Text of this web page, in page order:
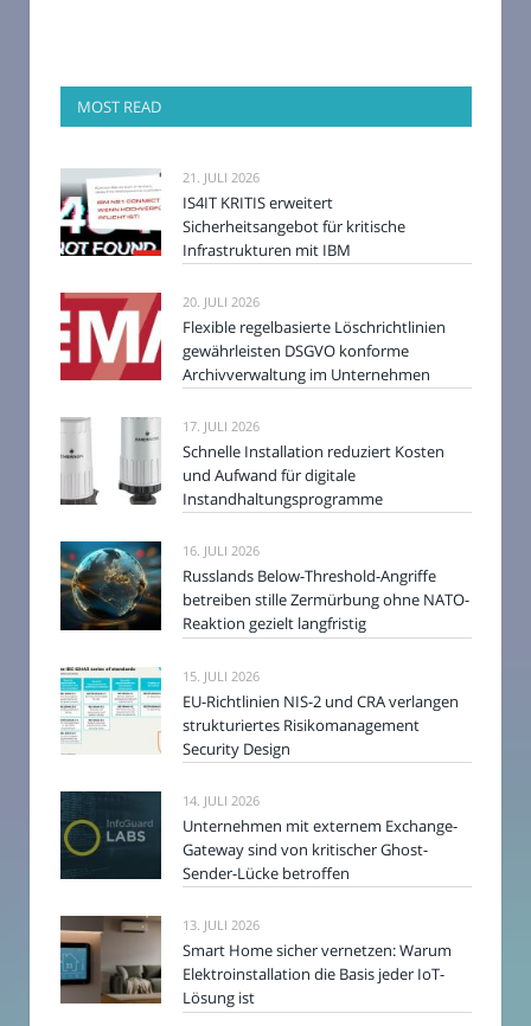
MOST READ
21. JULI 2026
IS4IT KRITIS erweitert
Sicherheitsangebot für kritische
Infrastrukturen mit IBM
20. JULI 2026
Flexible regelbasierte Löschrichtlinien
gewährleisten DSGVO konforme
Archivverwaltung im Unternehmen
17. JULI 2026
Schnelle Installation reduziert Kosten
und Aufwand für digitale
Instandhaltungsprogramme
16. JULI 2026
Russlands Below-Threshold-Angriffe
betreiben stille Zermürbung ohne NATO-
Reaktion gezielt langfristig
15. JULI 2026
EU-Richtlinien NIS-2 und CRA verlangen
strukturiertes Risikomanagement
Security Design
14. JULI 2026
Unternehmen mit externem Exchange-
Gateway sind von kritischer Ghost-
Sender-Lücke betroffen
13. JULI 2026
Smart Home sicher vernetzen: Warum
Elektroinstallation die Basis jeder IoT-
Lösung ist